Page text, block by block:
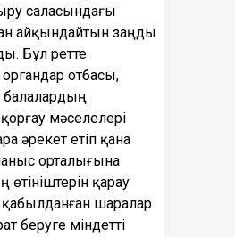
саласындағы
айқындайтын заңды
Бұл ретте
отбасы,
мәселелері
әрекет етіп қана
орталығына
өтініштерін қарау
қабылданған шаралар
беруге міндетті